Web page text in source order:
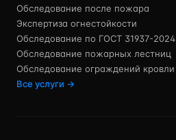
Обследование после пожара
Экспертиза огнестойкости
Обследование по ГОСТ 31937-2024
Обследование пожарных лестниц
Обследование ограждений кровли
Все услуги →